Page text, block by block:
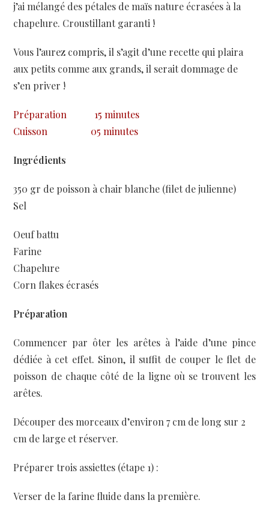
j’ai mélangé des pétales de maïs nature écrasées à la
chapelure. Croustillant garanti !
Vous l’aurez compris, il s’agit d’une recette qui plaira
aux petits comme aux grands, il serait dommage de
s’en priver !
Préparation
15 minutes
Cuisson
05 minutes
Ingrédients
350 gr de poisson à chair blanche (filet de julienne)
Sel
Oeuf battu
Farine
Chapelure
Corn flakes écrasés
Préparation
Commencer par ôter les arêtes à l’aide d’une pince
dédiée à cet effet. Sinon, il suffit de couper le flet de
poisson de chaque côté de la ligne où se trouvent les
arêtes.
Découper des morceaux d’environ 7 cm de long sur 2
cm de large et réserver.
Préparer trois assiettes (étape 1) :
Verser de la farine fluide dans la première.